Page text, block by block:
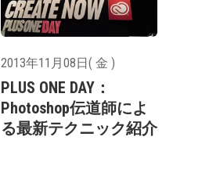
2013年11月08日( 金 )
PLUS ONE DAY：
Photoshop伝道師によ
る最新テクニック紹介